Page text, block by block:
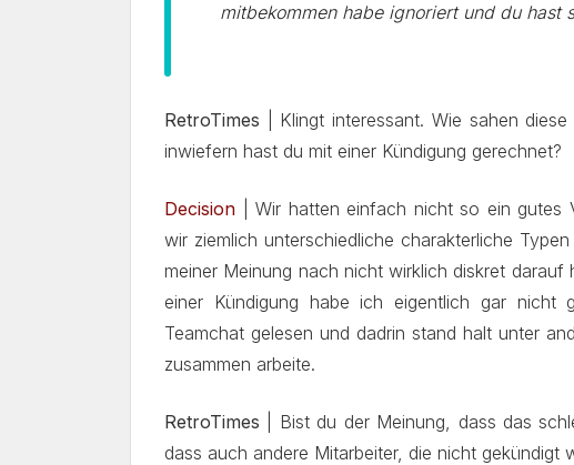
mitbekommen habe ignoriert und du hast
RetroTimes | Klingt interessant. Wie sahen
inwiefern hast du mit einer Kündigung gerechnet?
Decision | Wir hatten einfach nicht so ein gutes
wir ziemlich unterschiedliche charakterliche
meiner Meinung nach nicht wirklich diskret
einer Kündigung habe ich eigentlich gar nicht
Teamchat gelesen und dadrin stand halt unter
zusammen arbeite.
RetroTimes | Bist du der Meinung, dass das
dass auch andere Mitarbeiter, die nicht gekündigt